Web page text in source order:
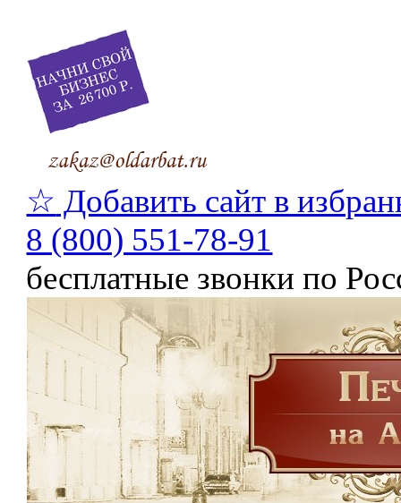
☆ Добавить сайт в
8 (800) 551-78-91
бесплатные звонки по